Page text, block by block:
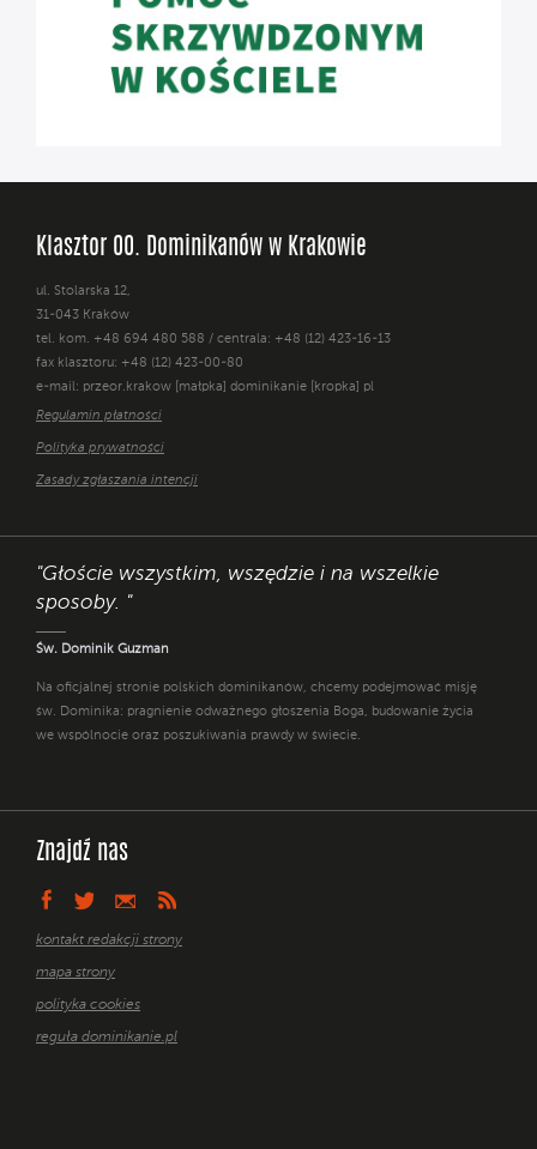
Klasztor OO. Dominikanów w Krakowie
ul. Stolarska 12,
31-043 Kraków
tel. kom. +48 694 480 588 / centrala: +48 (12) 423-16-13
fax klasztoru: +48 (12) 423-00-80
e-mail: przeor.krakow [małpka] dominikanie [kropka] pl
Regulamin płatności
Polityka prywatności
Zasady zgłaszania intencji
"Głoście wszystkim, wszędzie i na wszelkie
sposoby. "
Św. Dominik Guzman
Na oficjalnej stronie polskich dominikanów, chcemy podejmować misję
św. Dominika: pragnienie odważnego głoszenia Boga, budowanie życia
we wspólnocie oraz poszukiwania prawdy w świecie.
Znajdź nas
kontakt redakcji strony
mapa strony
polityka cookies
reguła dominikanie.pl